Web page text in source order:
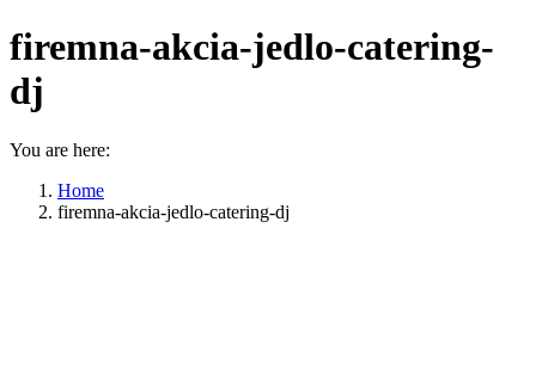
firemna-akcia-jedlo-catering-
dj
You are here:
Home
firemna-akcia-jedlo-catering-dj